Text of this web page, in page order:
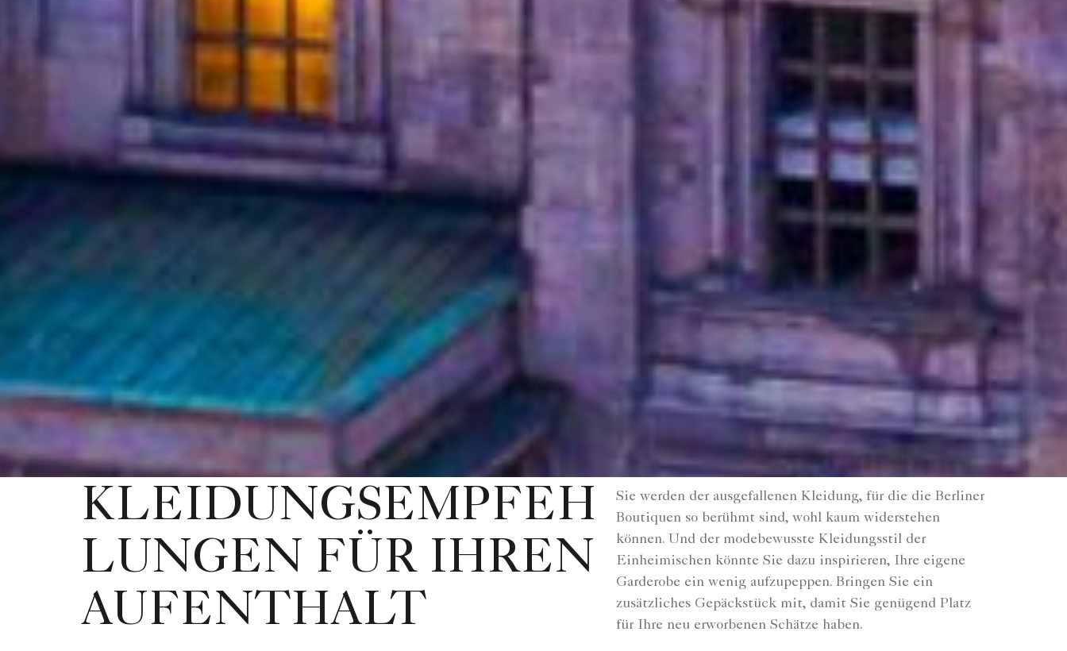
KLEIDUNGSEMPFEH
LUNGEN FÜR IHREN
AUFENTHALT
Sie werden der ausgefallenen Kleidung, für die die Berliner
Boutiquen so berühmt sind, wohl kaum widerstehen
können. Und der modebewusste Kleidungsstil der
Einheimischen könnte Sie dazu inspirieren, Ihre eigene
Garderobe ein wenig aufzupeppen. Bringen Sie ein
zusätzliches Gepäckstück mit, damit Sie genügend Platz
für Ihre neu erworbenen Schätze haben.